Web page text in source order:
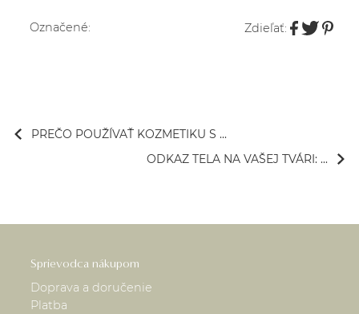
Označené: Zdieľať:
PREČO POUŽÍVAŤ KOZMETIKU S ...
ODKAZ TELA NA VAŠEJ TVÁRI: ...
Sprievodca nákupom
Doprava a doručenie
Platba